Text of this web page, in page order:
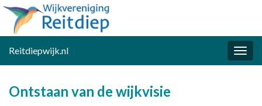
Reitdiepwijk.nl
Ontstaan van de wijkvisie